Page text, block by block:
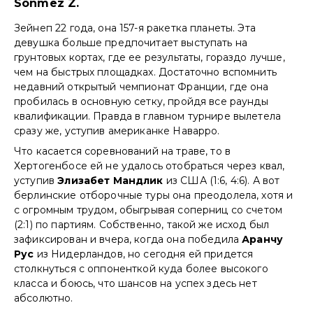
Sönmez Z.
Зейнеп 22 года, она 157-я ракетка планеты. Эта
девушка больше предпочитает выступать на
грунтовых кортах, где ее результаты, гораздо лучше,
чем на быстрых площадках. Достаточно вспомнить
недавний открытый чемпионат Франции, где она
пробилась в основную сетку, пройдя все раунды
квалификации. Правда в главном турнире вылетела
сразу же, уступив американке Наварро.
Что касается соревнований на траве, то в
Хертогенбосе ей не удалось отобраться через квал,
уступивЭлизабет Мандлик из США (1:6, 4:6). А вот
берлинские отборочные туры она преодолела, хотя и
с огромным трудом, обыгрывая соперниц со счетом
(2:1) по партиям. Собственно, такой же исход был
зафиксирован и вчера, когда она победилаАранчу
Рус из Нидерландов, но сегодня ей придется
столкнуться с оппоненткой куда более высокого
класса и боюсь, что шансов на успех здесь нет
абсолютно.